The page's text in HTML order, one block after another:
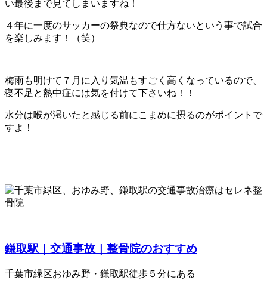
い最後まで見てしまいますね！
４年に一度のサッカーの祭典なので仕方ないという事で試合
を楽しみます！（笑）
梅雨も明けて７月に入り気温もすごく高くなっているので、
寝不足と熱中症には気を付けて下さいね！！
水分は喉が渇いたと感じる前にこまめに摂るのがポイントで
すよ！
鎌取駅｜交通事故｜整骨院のおすすめ
千葉市緑区おゆみ野・鎌取駅徒歩５分にある